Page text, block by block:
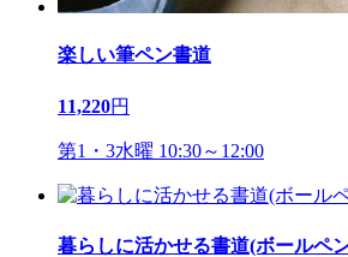
楽しい筆ペン書道
11,220円
第1・3水曜 10:30～12:00
暮らしに活かせる書道(ボールペ